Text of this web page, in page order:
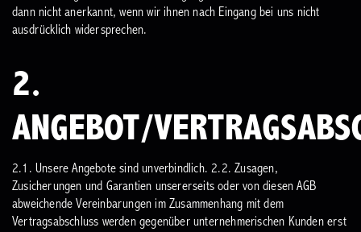
dann nicht anerkannt, wenn wir ihnen nach Eingang bei uns nicht
ausdrücklich widersprechen.
2.
ANGEBOT/
2.1. Unsere Angebote sind unverbindlich. 2.2. Zusagen,
Zusicherungen und Garantien unsererseits oder von diesen AGB
abweichende Vereinbarungen im Zusammenhang mit dem
Vertragsabschluss werden gegenüber unternehmerischen Kunden erst